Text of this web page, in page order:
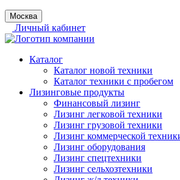
Москва
Личный кабинет
Каталог
Каталог новой техники
Каталог техники с пробегом
Лизинговые продукты
Финансовый лизинг
Лизинг легковой техники
Лизинг грузовой техники
Лизинг коммерческой
Лизинг оборудования
Лизинг спецтехники
Лизинг сельхозтехники